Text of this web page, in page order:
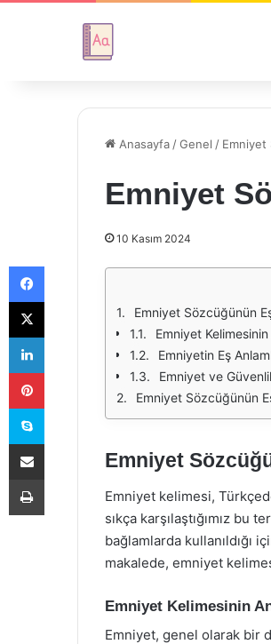
Anasayfa /Genel / Emniyet
Emniyet
10 Kasım 2024
Emniyet Sözcüğünün
Emniyet Kelimesinin
Emniyetin Eş
Emniyet ve
Emniyet Sözcüğünün
Emniyet
Emniyet kelimesi,
sıkça karşılaştığımız
bağlamlarda kullanıldığı
makalede, emniyet
Emniyet Kelimesinin
Emniyet, genel olarak bir
Facebook
X
LinkedIn
Pinterest
Skype
E-Posta ile paylaş